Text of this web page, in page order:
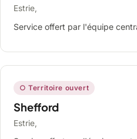
Estrie,
Service offert par l'équipe
○ Territoire ouvert
Shefford
Estrie,